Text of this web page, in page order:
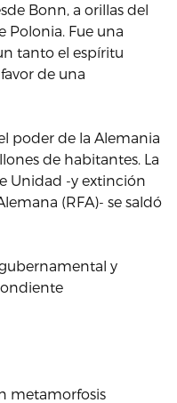
Bonn, a orillas del
Polonia. Fue una
tanto el espíritu
de una
poder de la Alemania
de habitantes. La
Unidad -y extinción
(RFA)- se saldó
y
metamorfosis